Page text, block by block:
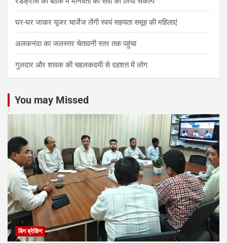
घर-घर जाकर यूजर चार्जेज लेंगी स्वयं सहयता समूह की महिलाएं
अलकनंदा का जलस्तर चेतावनी स्तर तक पहुंचा
गुलदार और शावक की चहलकदमी से दहशत में लोग
You may Missed
बिग ब्रेकिंग